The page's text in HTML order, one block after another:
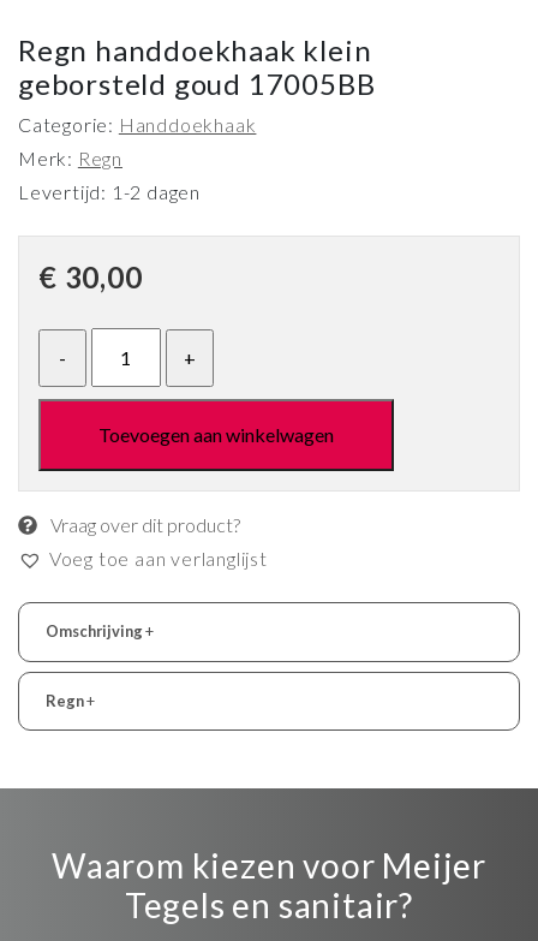
Regn handdoekhaak klein
geborsteld goud 17005BB
Categorie: Handdoekhaak
Merk: Regn
Levertijd: 1-2 dagen
€ 30,00
Toevoegen aan winkelwagen
Vraag over dit product?
Voeg toe aan verlanglijst
Omschrijving+
Regn+
Waarom kiezen voor Meijer
Tegels en sanitair?